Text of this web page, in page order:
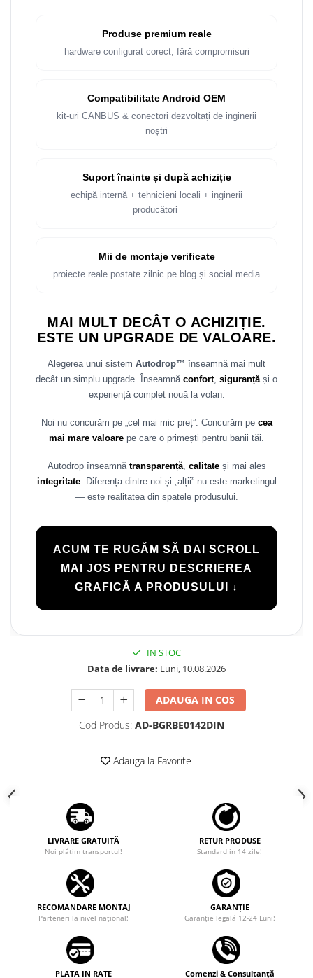
Rame adaptoare Dacia
Rame adaptoare BMW
Rame adaptoare Renault
Rame Adaptoare Porsche
Rame adaptoare Citroen
Rame adaptoare Daihatsu
Rame adaptoare Mazda
Rame adaptoare Kia
Rame adaptoare Alfa Romeo
Rame adaptoare Nissan
Rame adaptoare Fiat
Rame adaptoare Chevrolet
Rame adaptoare Mitsubishi
Rame adaptoare Dodge
Rame adaptoare Chrysler
Rame adaptoare Iveco
Rame adaptoare Smart
Rame adaptoare Land Rover
Rame adaptoare Ssangyong
Camere marșarier auto
Produse premium reale
hardware configurat corect, fără compromisuri
Compatibilitate Android OEM
kit-uri CANBUS & conectori dezvoltați de inginerii
noștri
Suport înainte și după achiziție
echipă internă + tehnicieni locali + inginerii
producători
Mii de montaje verificate
proiecte reale postate zilnic pe blog și social media
MAI MULT DECÂT O ACHIZIȚIE.
ESTE UN UPGRADE DE VALOARE.
Alegerea unui sistem Autodrop™ înseamnă mai mult
decât un simplu upgrade. Înseamnă confort, siguranțăși o
experiență complet nouă la volan.
Noi nu concurăm pe „cel mai mic preț”. Concurăm pe cea
mai mare valoare pe care o primești pentru banii tăi.
Autodrop înseamnă transparență, calitateși mai ales
integritate. Diferența dintre noi și „alții” nu este marketingul
— este realitatea din spatele produsului.
ACUM TE RUGĂM SĂ DAI SCROLL
MAI JOS PENTRU DESCRIEREA
GRAFICĂ A PRODUSULUI ↓
IN STOC
Data de livrare: Luni, 10.08.2026
ADAUGA IN COS
Cod Produs: AD-BGRBE0142DIN
Adauga la Favorite
LIVRARE GRATUITĂ
Noi plătim transportul!
RETUR PRODUSE
Standard in 14 zile!
RECOMANDARE MONTAJ
Parteneri la nivel național!
GARANȚIE
Garanţie legală 12-24 Luni!
PLATA IN RATE Comenzi & Consultanță